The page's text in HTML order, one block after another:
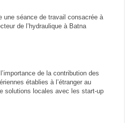
une séance de travail consacrée à
de l’hydraulique à Batna
de la contribution des
établies à l’étranger au
solutions locales avec les start-up